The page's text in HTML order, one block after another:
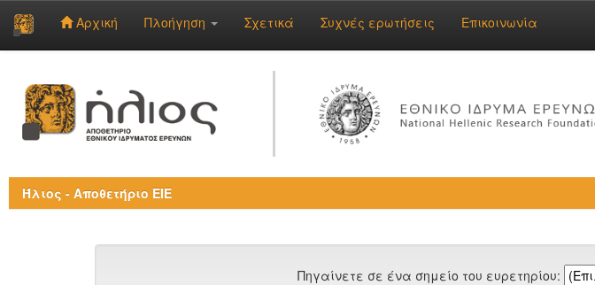
navigation
Αρχική Πλοήγηση Σχετικά Συχνές ερωτήσεις Επικοινωνία
Ήλιος - Αποθετήριο ΕΙΕ
Πηγαίνετε σε ένα σημείο του ευρετηρίου: